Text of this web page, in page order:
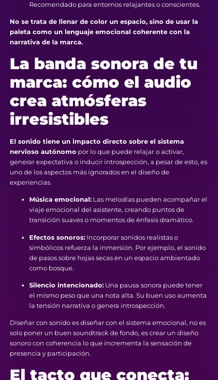
Recomendado para entornos relajantes o conscientes.
No se trata de llenar de color un espacio, sino de usar la
paleta como un lenguaje emocional coherente con la
narrativa de la marca.
La banda sonora de tu
marca: cómo el audio
crea atmósferas
irresistibles
El sonido tiene un impacto directo sobre el sistema
nervioso autónomo por lo que puede relajar o activar,
generar expectativa o inducir introspección, a pesar de esto, es
uno de los aspectos más ignorados en el diseño de
experiencias.
Música emocional: Las melodías pueden acompañar el
viaje emocional del asistente, creando puntos de
transición suaves o momentos de énfasis dramático.
Efectos sonoros: Incorporar sonidos realistas o
simbólicos refuerza la inmersión. Por ejemplo, el sonido
de pasos sobre hojas secas en un espacio ambientado
como bosque.
Silencio intencionado: Una pausa sonora puede tener
el mismo peso que una nota alta. Su buen uso aumenta
la tensión narrativa o genera introspección.
Diseñar con sonido es diseñar con el sistema emocional, no es
solo poner un buen soundtrack de fondo, es crear un diseño
sonoro con coherencia lo que incrementa la sensación de
presencia y participación.
El tacto que conecta: